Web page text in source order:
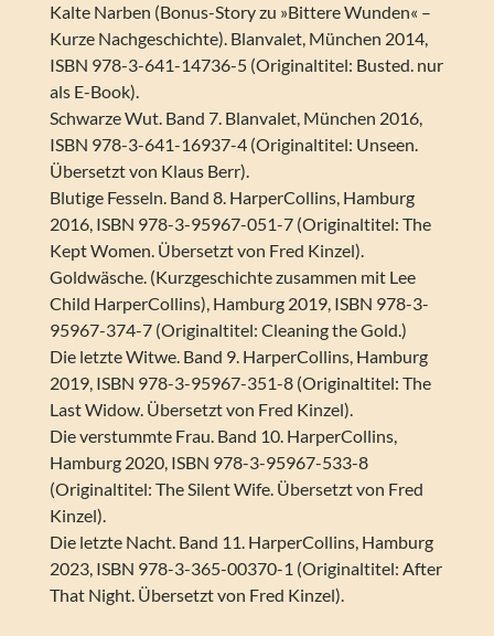
Kalte Narben (Bonus-Story zu »Bittere Wunden« –
Kurze Nachgeschichte). Blanvalet, München 2014,
ISBN 978-3-641-14736-5 (Originaltitel: Busted. nur
als E-Book).
Schwarze Wut. Band 7. Blanvalet, München 2016,
ISBN 978-3-641-16937-4 (Originaltitel: Unseen.
Übersetzt von Klaus Berr).
Blutige Fesseln. Band 8. HarperCollins, Hamburg
2016, ISBN 978-3-95967-051-7 (Originaltitel: The
Kept Women. Übersetzt von Fred Kinzel).
Goldwäsche. (Kurzgeschichte zusammen mit Lee
Child HarperCollins), Hamburg 2019, ISBN 978-3-
95967-374-7 (Originaltitel: Cleaning the Gold.)
Die letzte Witwe. Band 9. HarperCollins, Hamburg
2019, ISBN 978-3-95967-351-8 (Originaltitel: The
Last Widow. Übersetzt von Fred Kinzel).
Die verstummte Frau. Band 10. HarperCollins,
Hamburg 2020, ISBN 978-3-95967-533-8
(Originaltitel: The Silent Wife. Übersetzt von Fred
Kinzel).
Die letzte Nacht. Band 11. HarperCollins, Hamburg
2023, ISBN 978-3-365-00370-1 (Originaltitel: After
That Night. Übersetzt von Fred Kinzel).